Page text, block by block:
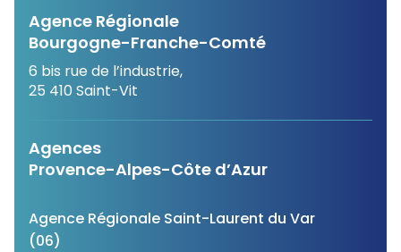
Agence Régionale
Bourgogne-Franche-Comté
6 bis rue de l’industrie,
25 410 Saint-Vit
Agences
Provence-Alpes-Côte d’Azur
Agence Régionale Saint-Laurent du Var
(06)